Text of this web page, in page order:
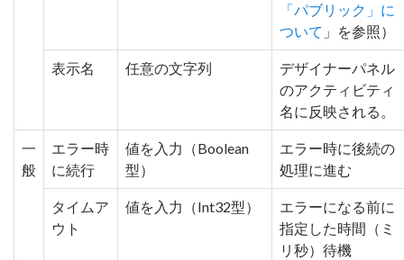
「パブリック」に
ついて 」を参照）
表示名 任意の文字列
デザイナーパネル
のアクティビティ
名に反映される。
一
般
エラー時
に続行
値を入力（Boolean
型）
エラー時に後続の
処理に進む
タイムア
ウト
値を入力（Int32型）
エラーになる前に
指定した時間（ミ
リ秒）待機